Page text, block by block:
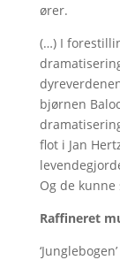
ører.
(…) I
bjørnen
flot i Jan
Og de kunne
Raffineret